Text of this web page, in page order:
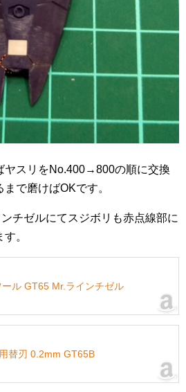
ヤスリをNo.400→800の順に交換
で磨けばOKです。
チゼルにてスジボリも赤点線部に
。
ル GT65 Mr.ラインチゼル
替刃 0.2mm GT65B